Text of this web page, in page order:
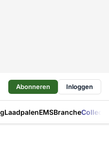
Abonneren Inloggen
LaadpalenEMSBranche